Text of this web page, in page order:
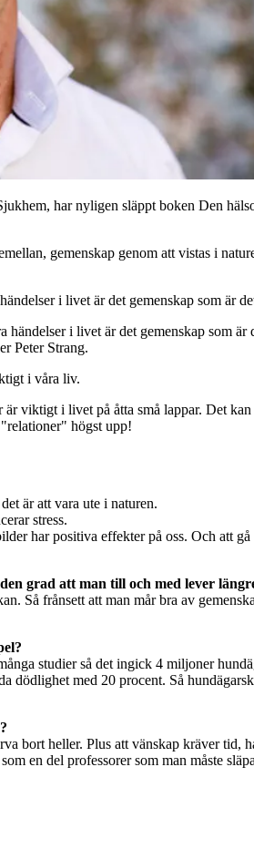
har nyligen släppt boken Den
gemenskap genom att vistas i
i livet är det gemenskap som är
i livet är det gemenskap som
Peter Strang.
i våra liv.
viktigt i livet på åtta små lappar. Det
högst upp!
är att vara ute i naturen.
stress.
har positiva effekter på oss. Och att
grad att man till och med lever
Så frånsett att man mår bra av
studier så det ingick 4 miljoner
med 20 procent. Så
bort heller. Plus att vänskap kräver tid,
en del professorer som man måste